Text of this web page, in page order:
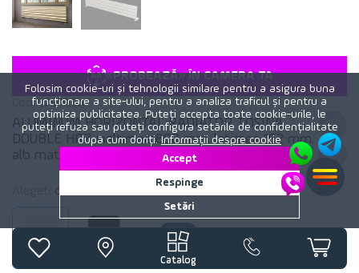
Catalog
«PROBEAZĂ» ÎN CAMERA TA
Cod:170742x
ALUMINUM HORIZONTAL RADIATOR TOSINA
DOUBLE HRZ inaltimea 800 mm. latimea 162 mm.
alb mat
culoare Alb mat
Alb mat Negru mat
Folosim cookie-uri și tehnologii similare pentru a asigura buna
funcționare a site-ului, pentru a analiza traficul și pentru a
optimiza publicitatea. Puteți accepta toate cookie-urile, le
puteți refuza sau puteți configura setările de confidențialitate
după cum doriți.Informații despre cookie
Accept
Respinge
Setări